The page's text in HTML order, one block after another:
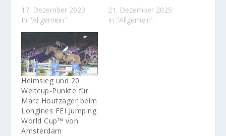
17. Dezember 2023
In "Allgemein"
21. Dezember 2025
In "Allgemein"
Heimsieg und 20
Weltcup-Punkte für
Marc Houtzager beim
Longines FEI Jumping
World Cup™ von
Amsterdam